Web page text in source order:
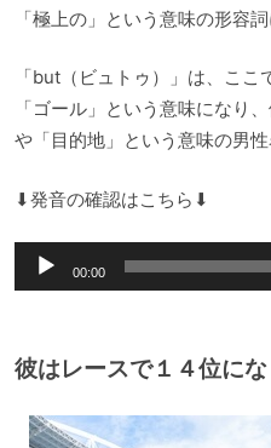
「極上の」という意味の形容詞
「but（ビュトゥ）」は、ここ
「ゴール」という意味になり
や「目的地」という意味の男性
⬇︎発音の確認はこちら⬇︎
声
レ
ヤ
00:00
彼はレースで１４位に